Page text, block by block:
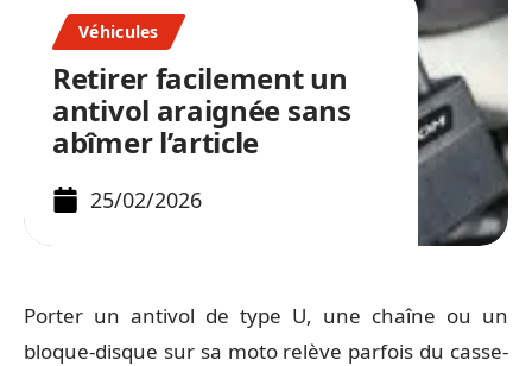
Véhicules
Retirer facilement un
antivol araignée sans
abîmer l’article
25/02/2026
Porter un antivol de type U, une chaîne ou un
bloque-disque sur sa moto relève parfois du casse-